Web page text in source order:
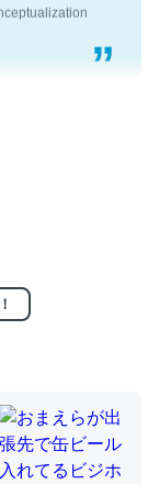
編来た
2023/03/27
収されないけ
ばするほど分